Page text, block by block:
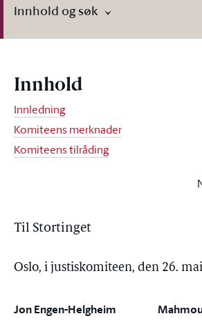
Innhold og søk
Innhold
Innledning
Komiteens merknader
Komiteens tilråding
Til Stortinget
Oslo, i justiskomiteen, den 26.
Jon Engen-Helgheim